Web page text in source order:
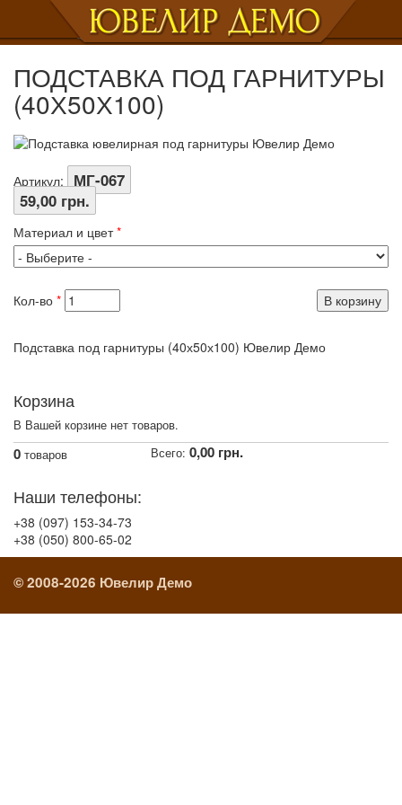
ПОДСТАВКА ПОД ГАРНИТУРЫ
(40Х50Х100)
Артикул:
МГ-067
59,00 грн.
Материал и цвет*
Кол-во *
Подставка под гарнитуры (40х50х100) Ювелир Демо
Корзина
В Вашей корзине нет товаров.
0 товаров Всего: 0,00 грн.
Наши телефоны:
+38 (097) 153-34-73
+38 (050) 800-65-02
© 2008-2026 Ювелир Демо